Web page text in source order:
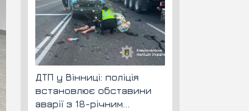
ДТП у Вінниці: поліція
встановлює обставини
аварії з 18-річним